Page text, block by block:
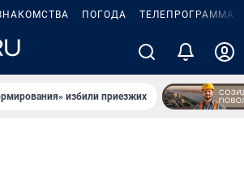
ПОГОДА ТЕЛЕПРОГРАММА
избили приезжих